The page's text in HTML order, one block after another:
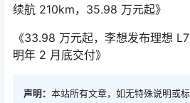
续航 210km，35.98 万元起》
《33.98 万元起，李想发布理想
明年 2 月底交付》
声明： 本站所有文章，如无特殊说明或